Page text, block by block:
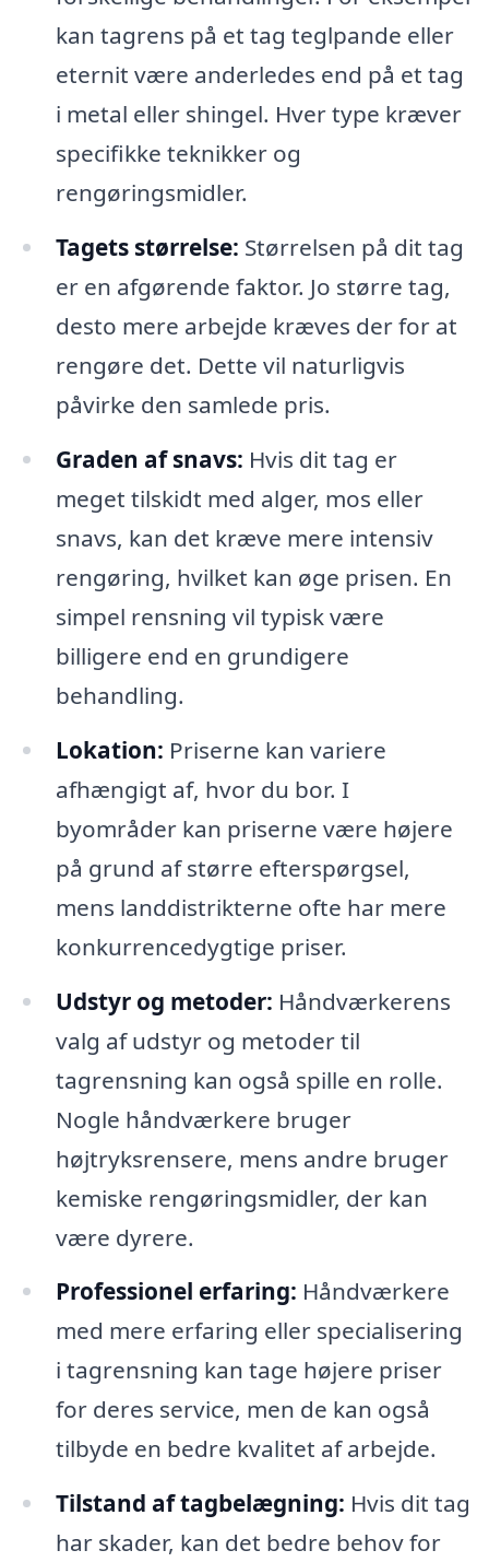
kan tagrens på et tag teglpande eller
eternit være anderledes end på et tag
i metal eller shingel. Hver type kræver
specifikke teknikker og
rengøringsmidler.
Tagets størrelse: Størrelsen på dit tag
er en afgørende faktor. Jo større tag,
desto mere arbejde kræves der for at
rengøre det. Dette vil naturligvis
påvirke den samlede pris.
Graden af snavs: Hvis dit tag er
meget tilskidt med alger, mos eller
snavs, kan det kræve mere intensiv
rengøring, hvilket kan øge prisen. En
simpel rensning vil typisk være
billigere end en grundigere
behandling.
Lokation: Priserne kan variere
afhængigt af, hvor du bor. I
byområder kan priserne være højere
på grund af større efterspørgsel,
mens landdistrikterne ofte har mere
konkurrencedygtige priser.
Udstyr og metoder: Håndværkerens
valg af udstyr og metoder til
tagrensning kan også spille en rolle.
Nogle håndværkere bruger
højtryksrensere, mens andre bruger
kemiske rengøringsmidler, der kan
være dyrere.
Professionel erfaring: Håndværkere
med mere erfaring eller specialisering
i tagrensning kan tage højere priser
for deres service, men de kan også
tilbyde en bedre kvalitet af arbejde.
Tilstand af tagbelægning: Hvis dit tag
har skader, kan det bedre behov for